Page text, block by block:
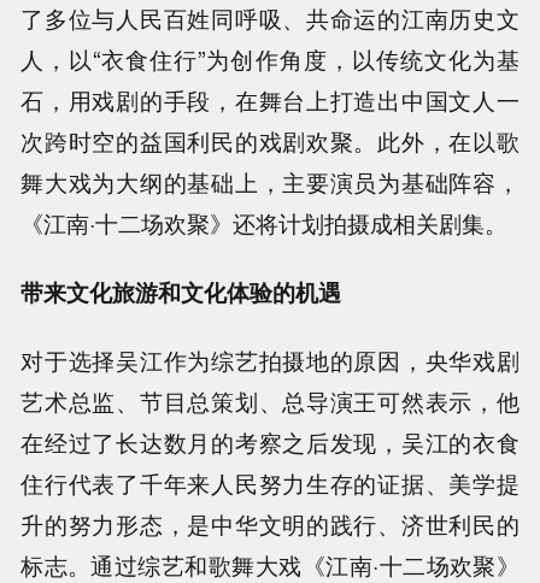
了多位与人民百姓同呼吸、共命运的江南历史文
人，以“衣食住行”为创作角度，以传统文化为基
石，用戏剧的手段，在舞台上打造出中国文人一
次跨时空的益国利民的戏剧欢聚。此外，在以歌
舞大戏为大纲的基础上，主要演员为基础阵容，
《江南·十二场欢聚》还将计划拍摄成相关剧集。
带来文化旅游和文化体验的机遇
对于选择吴江作为综艺拍摄地的原因，央华戏剧
艺术总监、节目总策划、总导演王可然表示，他
在经过了长达数月的考察之后发现，吴江的衣食
住行代表了千年来人民努力生存的证据、美学提
升的努力形态，是中华文明的践行、济世利民的
标志。通过综艺和歌舞大戏《江南·十二场欢聚》